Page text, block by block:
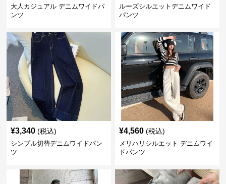
大人カジュアル デニムワイドパ
ンツ
ルーズシルエットデニムワイド
パンツ
¥3,340 (税込)
シンプル切替デニムワイドパン
ツ
¥4,560 (税込)
メリハリシルエット デニムワイ
ドパンツ